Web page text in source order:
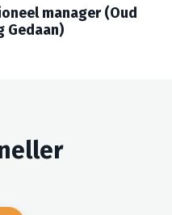
manager (Oud
Gedaan)